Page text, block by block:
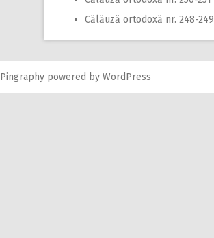
Călăuză ortodoxă nr. 248-249
Pingraphy powered by WordPress